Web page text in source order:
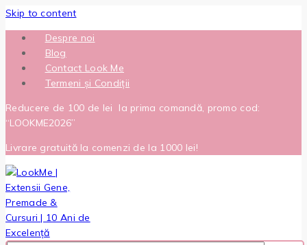
Skip to content
Despre noi
Blog
Contact Look Me
Termeni și Condiții
Reducere de 100 de lei la prima comandă, promo cod:
“LOOKME2026”
Livrare gratuită la comenzi de la 1000 lei!